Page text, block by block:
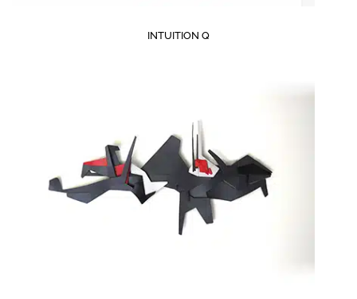
INTUITION Q